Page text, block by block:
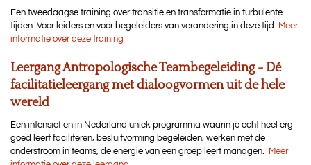
Een tweedaagse training over transitie en transformatie in turbulente
tijden. Voor leiders en voor begeleiders van verandering in deze tijd. Meer
informatie over deze training
Leergang Antropologische Teambegeleiding - Dé
facilitatieleergang met dialoogvormen uit de hele
wereld
Een intensief en in Nederland uniek programma waarin je echt heel erg
goed leert faciliteren, besluitvorming begeleiden, werken met de
onderstroom in teams, de energie van een groep leert managen. Meer